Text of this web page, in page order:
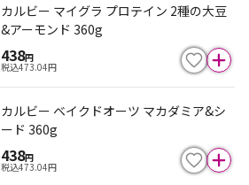
カルビー マイグラ プロテイン 2種の大豆
&アーモンド 360g
438円
税込473.04円
カルビー ベイクドオーツ マカダミア&シ
ード 360g
438円
税込473.04円